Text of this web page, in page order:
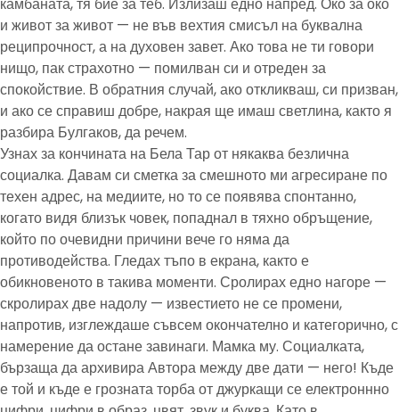
камбаната, тя бие за теб. Излизаш едно напред. Око за око
и живот за живот — не във вехтия смисъл на буквална
реципрочност, а на духовен завет. Ако това не ти говори
нищо, пак страхотно — помилван си и отреден за
спокойствие. В обратния случай, ако откликваш, си призван,
и ако се справиш добре, накрая ще имаш светлина, както я
разбира Булгаков, да речем.
Узнах за кончината на Бела Тар от някаква безлична
социалка. Давам си сметка за смешното ми агресиране по
техен адрес, на медиите, но то се появява спонтанно,
когато видя близък човек, попаднал в тяхно обръщение,
който по очевидни причини вече го няма да
противодейства. Гледах тъпо в екрана, както е
обикновеното в такива моменти. Сролирах едно нагоре —
скролирах две надолу — известието не се промени,
напротив, изглеждаше съвсем окончателно и категорично, с
намерение да остане завинаги. Мамка му. Социалката,
бързаща да архивира Автора между две дати — него! Къде
е той и къде е грозната торба от джуркащи се електроннно